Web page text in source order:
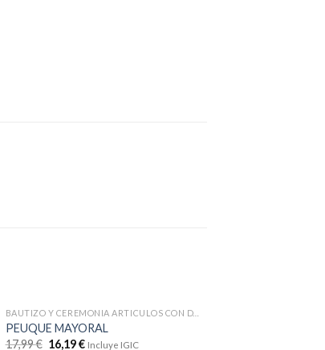
BAUTIZO Y CEREMONIA ARTICULOS CON DTOS
PEUQUE MAYORAL
17,99€ 16,19€ Incluye IGIC